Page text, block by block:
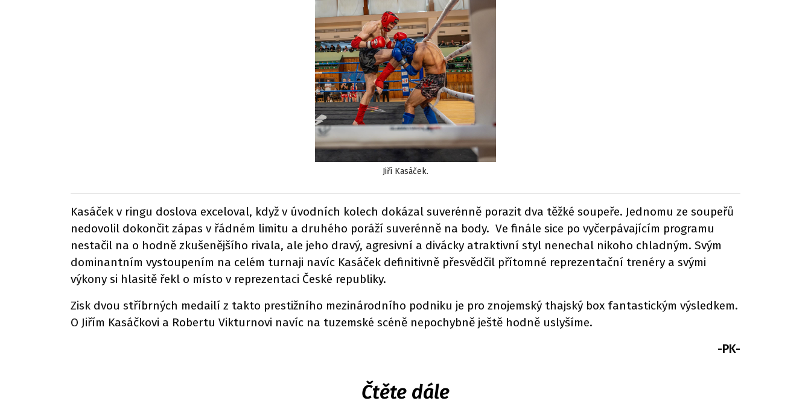
Jiří Kasáček.
Kasáček v ringu doslova exceloval, když v úvodních kolech dokázal suverénně porazit dva těžké soupeře. Jednomu ze soupeřů
nedovolil dokončit zápas v řádném limitu a druhého poráží suverénně na body. Ve finále sice po vyčerpávajícím programu
nestačil na o hodně zkušenějšího rivala, ale jeho dravý, agresivní a divácky atraktivní styl nenechal nikoho chladným. Svým
dominantním vystoupením na celém turnaji navíc Kasáček definitivně přesvědčil přítomné reprezentační trenéry a svými
výkony si hlasitě řekl o místo v reprezentaci České republiky.
Zisk dvou stříbrných medailí z takto prestižního mezinárodního podniku je pro znojemský thajský box fantastickým výsledkem.
O Jiřím Kasáčkovi a Robertu Vikturnovi navíc na tuzemské scéně nepochybně ještě hodně uslyšíme.
-PK-
Čtěte dále